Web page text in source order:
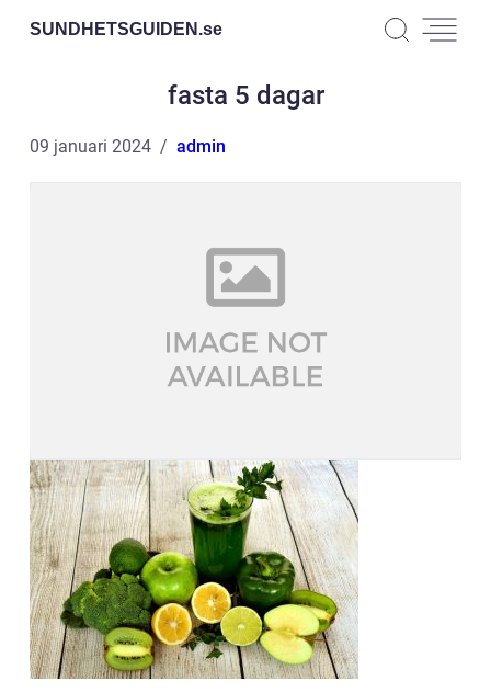
SUNDHETSGUIDEN.se
fasta 5 dagar
09 januari 2024 admin